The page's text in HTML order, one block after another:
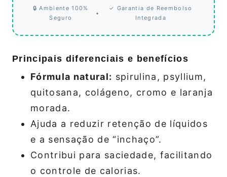
🔒 Ambiente 100%
Seguro
•
✓ Garantia de Reembolso
Integrada
Principais diferenciais e benefícios
Fórmula natural: spirulina, psyllium,
quitosana, colágeno, cromo e laranja
morada.
Ajuda a reduzir retenção de líquidos
e a sensação de “inchaço”.
Contribui para saciedade, facilitando
o controle de calorias.